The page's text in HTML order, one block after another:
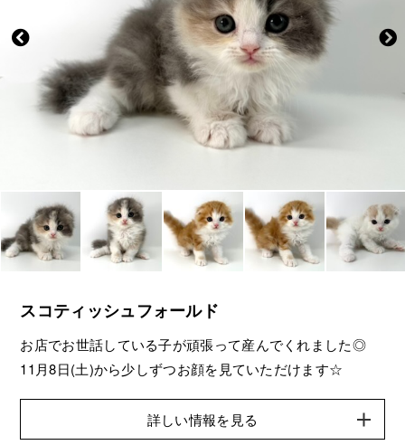
スコティッシュフォールド
お店でお世話している子が頑張って産んでくれました◎
11月8日(土)から少しずつお顔を見ていただけます☆
詳しい情報を見る